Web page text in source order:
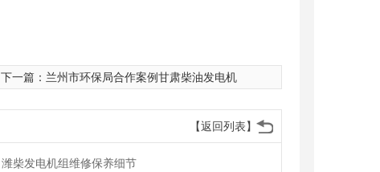
下一篇： 兰州市环保局合作案例甘肃柴油发电机
【返回列表】
潍柴发电机组维修保养细节